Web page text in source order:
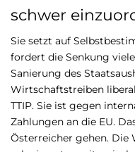
schwer
Sie setzt auf
fordert die Senkung
Sanierung des
Wirtschaftstreiben
TTIP. Sie ist gegen
Zahlungen an die EU.
Österreicher gehen.